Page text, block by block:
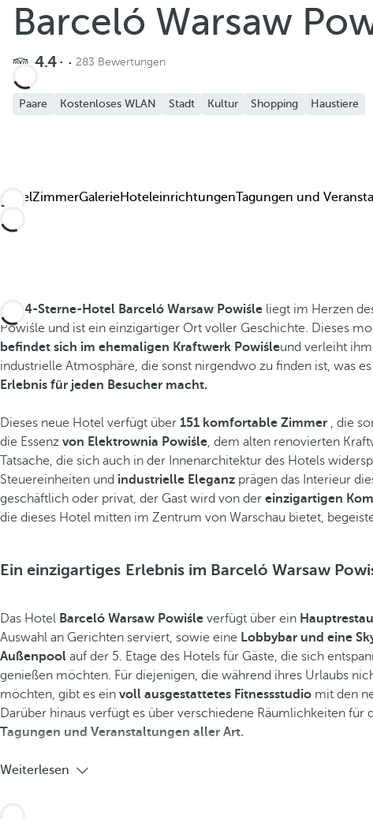
Barceló Warsaw
4.4 283 Bewertungen
Paare Kostenloses WLAN Stadt Kultur Shopping Haustiere
HotelZimmerGalerieHoteleinrichtungenTagungen und
4-Sterne-Hotel Barceló Warsaw Powiśle liegt im Herzen
Powiśle und ist ein einzigartiger Ort voller Geschichte. Dieses
befindet sich im ehemaligen Kraftwerk Powiśleund verleiht
industrielle Atmosphäre, die sonst nirgendwo zu finden ist, was
Erlebnis für jeden Besucher macht.
Dieses neue Hotel verfügt über 151 komfortable Zimmer , die
die Essenz von Elektrownia Powiśle, dem alten renovierten
Tatsache, die sich auch in der Innenarchitektur des Hotels
Steuereinheiten und industrielle Eleganz prägen das Interieur
geschäftlich oder privat, der Gast wird von der einzigartigen
die dieses Hotel mitten im Zentrum von Warschau bietet,
Ein einzigartiges Erlebnis im Barceló Warsaw
Das Hotel Barceló Warsaw Powiśle verfügt über ein
Auswahl an Gerichten serviert, sowie eine Lobbybar und eine
Außenpool auf der 5. Etage des Hotels für Gäste, die sich
genießen möchten. Für diejenigen, die während ihres Urlaubs
möchten, gibt es ein voll ausgestattetes Fitnessstudio mit den
Darüber hinaus verfügt es über verschiedene Räumlichkeiten für
Tagungen und Veranstaltungen aller Art.
Weiterlesen